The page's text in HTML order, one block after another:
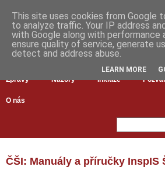
Zprávy Názory Inkluze
O nás
ČŠI: Manuály a příručky InspIS
This site uses cookies from Google
to analyze traffic. Your IP address
with Google along with
ensure quality of service, generate
detect and address abuse.
LEARN MORE